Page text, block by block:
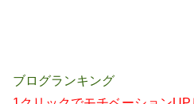
ブログランキング